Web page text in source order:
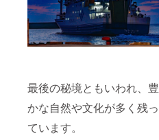
最後の秘境ともいわれ、豊
かな自然や文化が多く残っ
ています。